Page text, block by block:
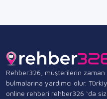
Rehber326, müşterilerin
bulmalarına yardımcı olur.
online rehberi rehber326 ‘da